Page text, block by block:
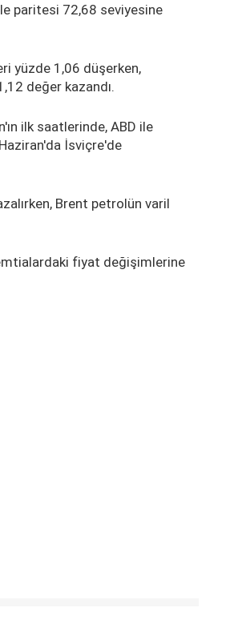
paritesi 72,68 seviyesine
yüzde 1,06 düşerken,
değer kazandı.
ilk saatlerinde, ABD ile
İsviçre'de
Brent petrolün varil
fiyat değişimlerine